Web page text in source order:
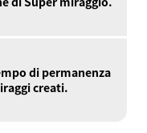
di permanenza
creati.